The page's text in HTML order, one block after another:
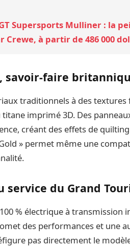
Supersports Mulliner : la
Crewe, à partir de 486 000
savoir-faire
traditionnels à des
imprimé 3D. Des
créant des effets de
» permet même une
service du Grand
% électrique à transmission
des performances et une
pas directement le